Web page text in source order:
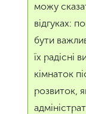
можу
відгуках:
бути
їх радісні
кімнаток
розвиток,